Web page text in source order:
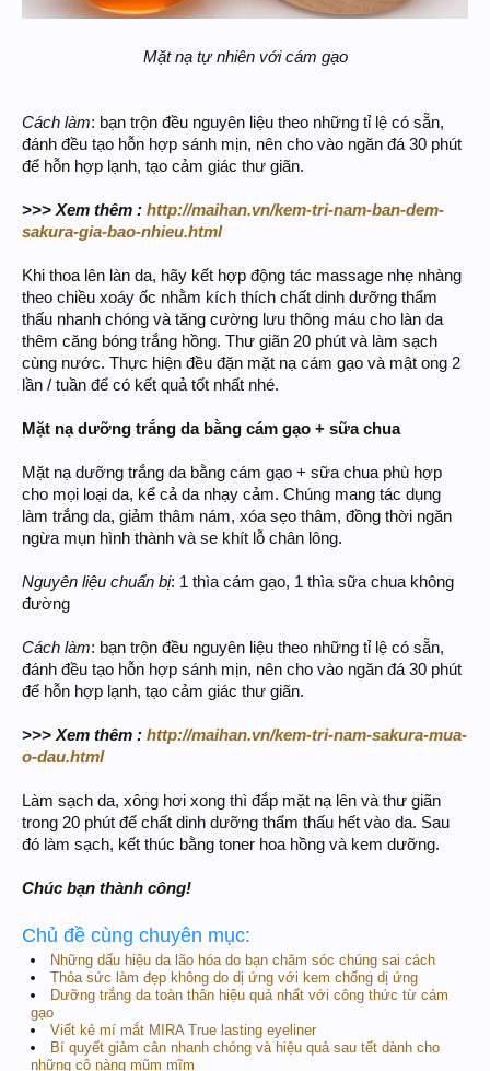
Mặt nạ tự nhiên với cám gạo
Cách làm: bạn trộn đều nguyên liệu theo những tỉ lệ có sẵn,
đánh đều tạo hỗn hợp sánh mịn, nên cho vào ngăn đá 30 phút
để hỗn hợp lạnh, tạo cảm giác thư giãn.
>>> Xem thêm : http://maihan.vn/kem-tri-nam-ban-dem-
sakura-gia-bao-nhieu.html
Khi thoa lên làn da, hãy kết hợp động tác massage nhẹ nhàng
theo chiều xoáy ốc nhằm kích thích chất dinh dưỡng thẩm
thấu nhanh chóng và tăng cường lưu thông máu cho làn da
thêm căng bóng trắng hồng. Thư giãn 20 phút và làm sạch
cùng nước. Thực hiện đều đặn mặt nạ cám gạo và mật ong 2
lần / tuần để có kết quả tốt nhất nhé.
Mặt nạ dưỡng trắng da bằng cám gạo + sữa chua
Mặt nạ dưỡng trắng da bằng cám gạo + sữa chua phù hợp
cho mọi loại da, kể cả da nhạy cảm. Chúng mang tác dụng
làm trắng da, giảm thâm nám, xóa sẹo thâm, đồng thời ngăn
ngừa mụn hình thành và se khít lỗ chân lông.
Nguyên liệu chuẩn bị: 1 thìa cám gạo, 1 thìa sữa chua không
đường
Cách làm: bạn trộn đều nguyên liệu theo những tỉ lệ có sẵn,
đánh đều tạo hỗn hợp sánh mịn, nên cho vào ngăn đá 30 phút
để hỗn hợp lạnh, tạo cảm giác thư giãn.
>>> Xem thêm : http://maihan.vn/kem-tri-nam-sakura-mua-
o-dau.html
Làm sạch da, xông hơi xong thì đắp mặt nạ lên và thư giãn
trong 20 phút để chất dinh dưỡng thẩm thấu hết vào da. Sau
đó làm sạch, kết thúc bằng toner hoa hồng và kem dưỡng.
Chúc bạn thành công!
Chủ đề cùng chuyên mục:
Những dấu hiệu da lão hóa do bạn chăm sóc chúng sai cách
Thỏa sức làm đẹp không do dị ứng với kem chống dị ứng
Dưỡng trắng da toàn thân hiệu quả nhất với công thức từ cám
gạo
Viết kẻ mí mắt MIRA True lasting eyeliner
Bí quyết giảm cân nhanh chóng và hiệu quả sau tết dành cho
những cô nàng mũm mĩm